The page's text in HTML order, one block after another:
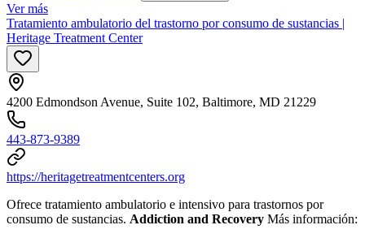
Ver más
Tratamiento ambulatorio del trastorno por consumo de sustancias |
Heritage Treatment Center
4200 Edmondson Avenue, Suite 102, Baltimore, MD 21229
443-873-9389
https://heritagetreatmentcenters.org
Ofrece tratamiento ambulatorio e intensivo para trastornos por
consumo de sustancias. Addiction and Recovery Más información: